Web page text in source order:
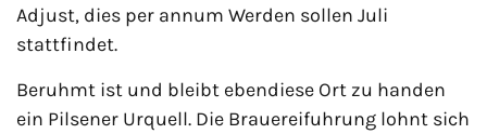
Adjust, dies per annum Werden sollen Juli
stattfindet.
Beruhmt ist und bleibt ebendiese Ort zu handen
ein Pilsener Urquell. Die Brauereifuhrung lohnt sich